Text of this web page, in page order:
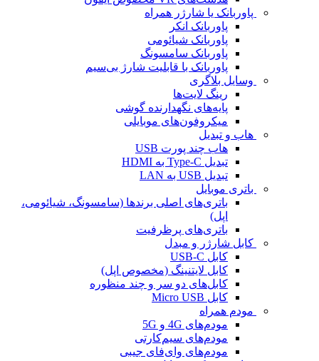
پاوربانک یا شارژر همراه
پاوربانک انکر
پاوربانک شیائومی
پاوربانک سامسونگ
پاوربانک با قابلیت شارژ بی‌سیم
وسایل بلاگری
رینگ لایت‌ها
پایه‌های نگهدارنده گوشی
میکروفون‌های موبایلی
هاب و تبدیل
هاب چند پورت USB
تبدیل Type-C به HDMI
تبدیل USB به LAN
باتری موبایل
باتری‌های اصلی برندها (سامسونگ، شیائومی،
اپل)
باتری‌های پرظرفیت
کابل شارژر و مبدل
کابل USB-C
کابل لایتنینگ (مخصوص اپل)
کابل‌های دو سر و چند منظوره
کابل Micro USB
مودم همراه
مودم‌های 4G و 5G
مودم‌های سیم‌کارتی
مودم‌های وای‌فای جیبی